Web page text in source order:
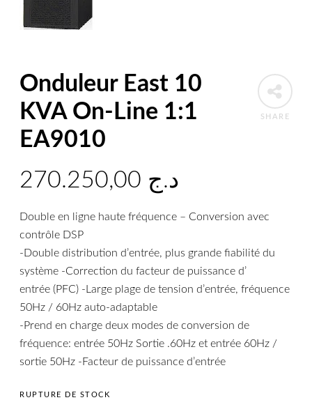
SHARE
Onduleur East 10
KVA On-Line 1:1
EA9010
د.ج
Double en ligne haute fréquence – Conversion avec
contrôle DSP
-Double distribution d’entrée, plus grande fiabilité du
système -Correction du facteur de puissance d’
entrée (PFC) -Large plage de tension d’entrée, fréquence
50Hz / 60Hz auto-adaptable
-Prend en charge deux modes de conversion de
fréquence: entrée 50Hz Sortie .60Hz et entrée 60Hz /
sortie 50Hz -Facteur de puissance d’entrée
RUPTURE DE STOCK